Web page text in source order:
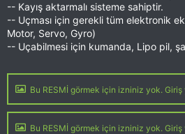
-- Kayış aktarmalı sisteme sahiptir.
-- Uçması için gerekli tüm elektronik
Motor, Servo, Gyro)
-- Uçabilmesi için kumanda, Lipo pil,
Bu RESMİ görmek için izniniz yok.
Bu RESMİ görmek için izniniz yok.